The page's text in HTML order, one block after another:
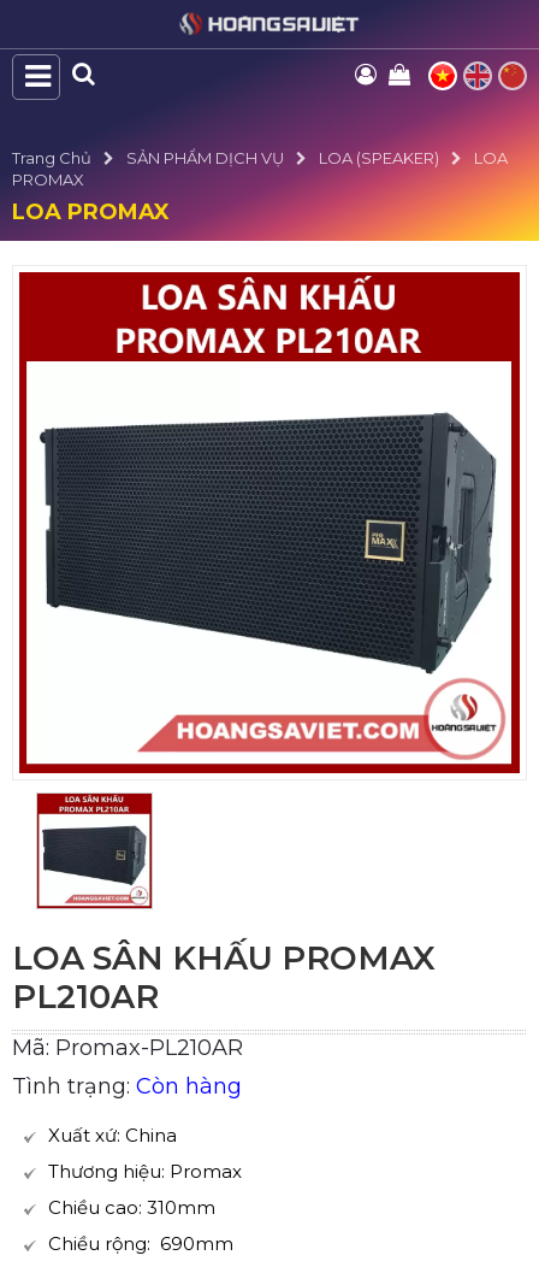
Trang Chủ SẢN PHẨM DỊCH VỤ LOA (SPEAKER)
LOA
PROMAX
LOA PROMAX
LOA SÂN KHẤU PROMAX
PL210AR
Mã: Promax-PL210AR
Tình trạng: Còn hàng
Xuất xứ: China
Thương hiệu: Promax
Chiều cao: 310mm
Chiều rộng: 690mm